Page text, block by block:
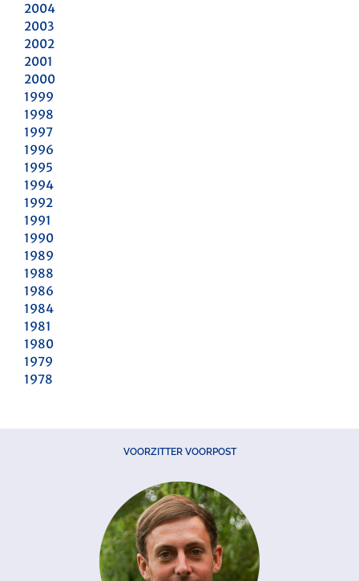
2004
2003
2002
2001
2000
1999
1998
1997
1996
1995
1994
1992
1991
1990
1989
1988
1986
1984
1981
1980
1979
1978
VOORZITTER VOORPOST